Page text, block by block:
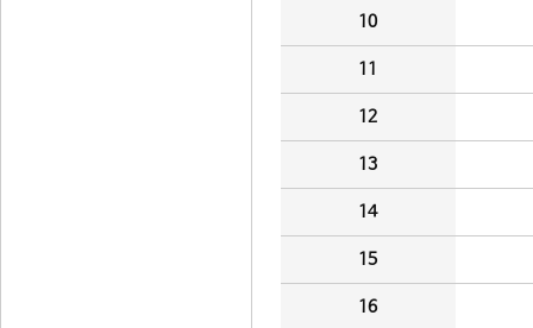
10
11
12
13
14
15
16